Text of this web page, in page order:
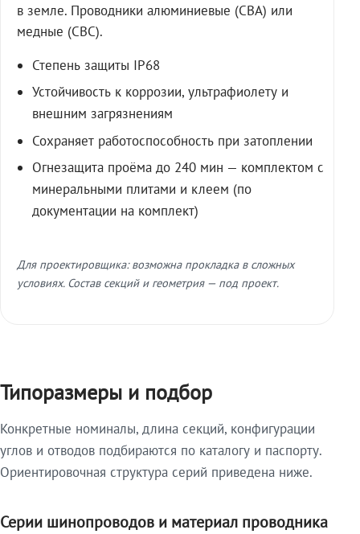
в земле. Проводники алюминиевые (СВА) или
медные (СВС).
Степень защиты IP68
Устойчивость к коррозии, ультрафиолету и
внешним загрязнениям
Сохраняет работоспособность при затоплении
Огнезащита проёма до 240 мин — комплектом с
минеральными плитами и клеем (по
документации на комплект)
Для проектировщика: возможна прокладка в сложных
условиях. Состав секций и геометрия — под проект.
Типоразмеры и подбор
Конкретные номиналы, длина секций, конфигурации
углов и отводов подбираются по каталогу и паспорту.
Ориентировочная структура серий приведена ниже.
Серии шинопроводов и материал проводника